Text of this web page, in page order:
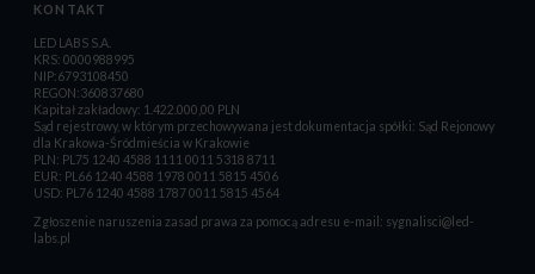
KONTAKT
LED LABS S.A.
KRS: 0000988995
NIP:6793108450
REGON:360837680
Kapitał zakładowy: 1.422.000,00 PLN
Sąd rejestrowy, w którym przechowywana jest dokumentacja spółki: Sąd Rejonowy
dla Krakowa-Śródmieścia w Krakowie
PLN: PL75 1240 4588 1111 0011 5318 8711
EUR: PL66 1240 4588 1978 0011 5815 4506
USD: PL76 1240 4588 1787 0011 5815 4564
Zgłoszenie naruszenia zasad prawa za pomocą adresu e-mail: sygnalisci@led-
labs.pl